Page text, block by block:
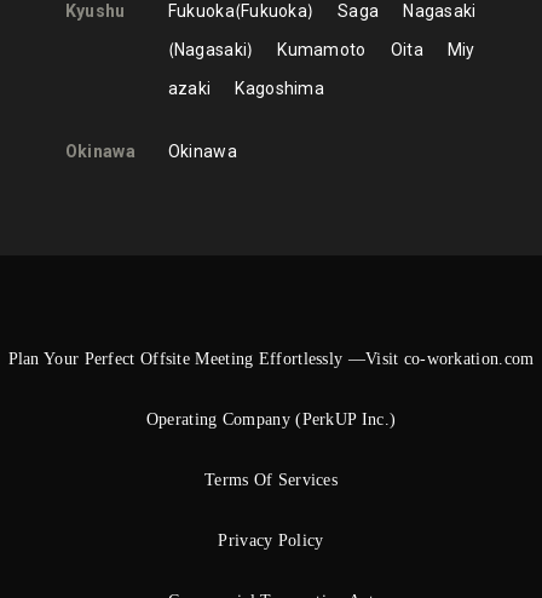
Kyushu Fukuoka Fukuoka Saga
Nagasaki
Nagasaki
Kumamoto Oita
Miy
azaki
Kagoshima
Okinawa Okinawa
Plan Your Perfect Offsite Meeting Effortlessly —Visit co-workation.com
Operating Company (PerkUP Inc.)
Terms Of Services
Privacy Policy